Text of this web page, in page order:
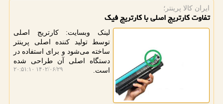
ایران کالا پرینتر؛
تفاوت کارتریج اصلی با کارتریج فیک
لینک وبسایت: کارتریج اصلی
توسط تولید کننده اصلی پرینتر
ساخته می‌شود و برای استفاده در
دستگاه اصلی آن طراحی شده
است.
۱۴۰۲/۰۶/۲۹ ۲۰:۵۱:۱۰